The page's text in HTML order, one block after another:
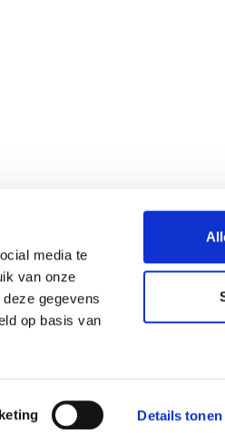
media te
van onze
gegevens
op basis van
Details tonen
Ermerveen 17